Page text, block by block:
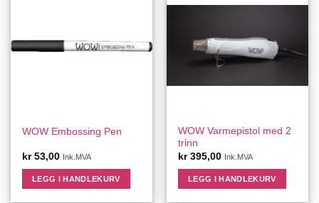
WOW Embossing Pen
kr53,00 Ink.MVA
LEGG I HANDLEKURV
WOW Varmepistol med 2
trinn
kr395,00 Ink.MVA
LEGG I HANDLEKURV